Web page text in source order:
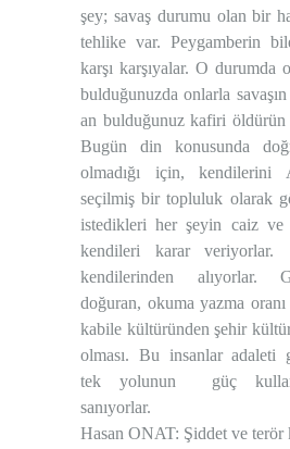
şey; savaş durumu olan bir
tehlike var. Peygamberin
karşı karşıyalar. O durumda
bulduğunuzda onlarla
an bulduğunuz kafiri öldürün
Bugün din konusunda
olmadığı için, kendilerini
seçilmiş bir topluluk olarak
istedikleri her şeyin caiz ve
kendileri karar veriyorlar.
kendilerinden alıyorlar.
doğuran, okuma yazma
kabile kültüründen şehir
olması. Bu insanlar adaleti
tek yolunun güç
sanıyorlar.
Hasan ONAT: Şiddet ve